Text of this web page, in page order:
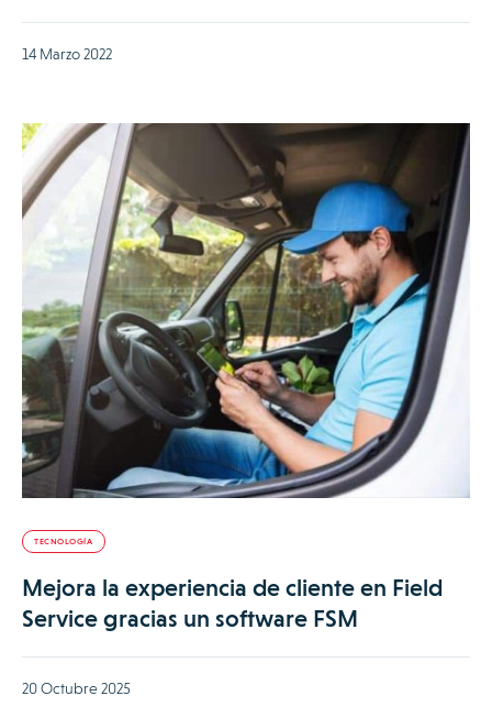
14 Marzo 2022
TECNOLOGÍA
Mejora la experiencia de cliente en Field
Service gracias un software FSM
20 Octubre 2025